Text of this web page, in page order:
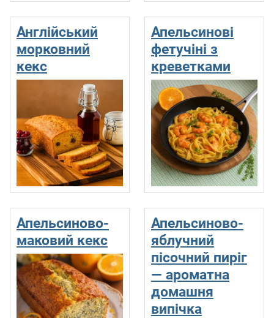
Англійський
морковний
кекс
Апельсинові
фетучіні з
креветками
Апельсиново-
маковий кекс
Апельсиново-
яблучний
пісочний пиріг
— ароматна
домашня
випічка